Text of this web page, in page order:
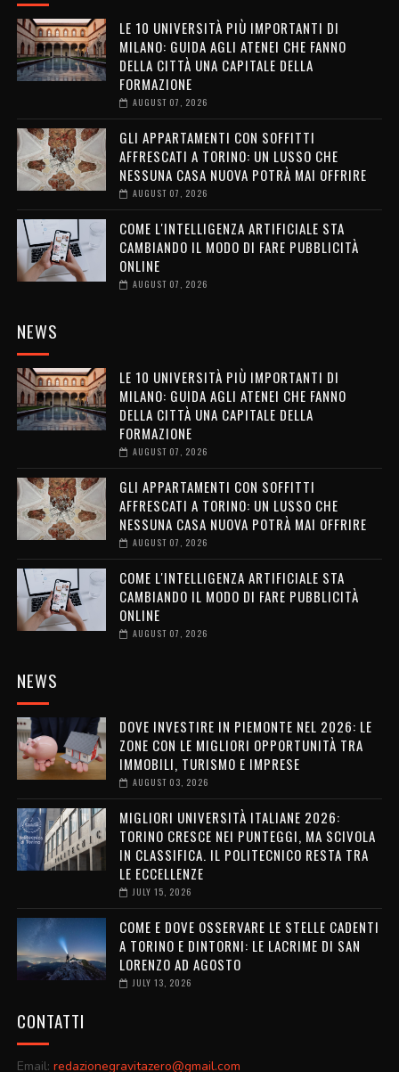
LE 10 UNIVERSITÀ PIÙ IMPORTANTI DI
MILANO: GUIDA AGLI ATENEI CHE FANNO
DELLA CITTÀ UNA CAPITALE DELLA
FORMAZIONE
AUGUST 07, 2026
GLI APPARTAMENTI CON SOFFITTI
AFFRESCATI A TORINO: UN LUSSO CHE
NESSUNA CASA NUOVA POTRÀ MAI OFFRIRE
AUGUST 07, 2026
COME L'INTELLIGENZA ARTIFICIALE STA
CAMBIANDO IL MODO DI FARE PUBBLICITÀ
ONLINE
AUGUST 07, 2026
NEWS
LE 10 UNIVERSITÀ PIÙ IMPORTANTI DI
MILANO: GUIDA AGLI ATENEI CHE FANNO
DELLA CITTÀ UNA CAPITALE DELLA
FORMAZIONE
AUGUST 07, 2026
GLI APPARTAMENTI CON SOFFITTI
AFFRESCATI A TORINO: UN LUSSO CHE
NESSUNA CASA NUOVA POTRÀ MAI OFFRIRE
AUGUST 07, 2026
COME L'INTELLIGENZA ARTIFICIALE STA
CAMBIANDO IL MODO DI FARE PUBBLICITÀ
ONLINE
AUGUST 07, 2026
NEWS
DOVE INVESTIRE IN PIEMONTE NEL 2026: LE
ZONE CON LE MIGLIORI OPPORTUNITÀ TRA
IMMOBILI, TURISMO E IMPRESE
AUGUST 03, 2026
MIGLIORI UNIVERSITÀ ITALIANE 2026:
TORINO CRESCE NEI PUNTEGGI, MA SCIVOLA
IN CLASSIFICA. IL POLITECNICO RESTA TRA
LE ECCELLENZE
JULY 15, 2026
COME E DOVE OSSERVARE LE STELLE CADENTI
A TORINO E DINTORNI: LE LACRIME DI SAN
LORENZO AD AGOSTO
JULY 13, 2026
CONTATTI
Email: redazionegravitazero@gmail.com